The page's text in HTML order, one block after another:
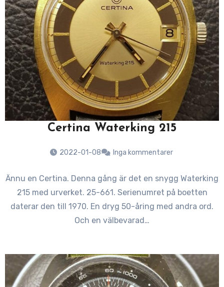
Certina Waterking 215
2022-01-08 Inga kommentarer
Ännu en Certina. Denna gång är det en snygg Waterking
215 med urverket. 25-661. Serienumret på boetten
daterar den till 1970. En dryg 50-åring med andra ord.
Och en välbevarad…